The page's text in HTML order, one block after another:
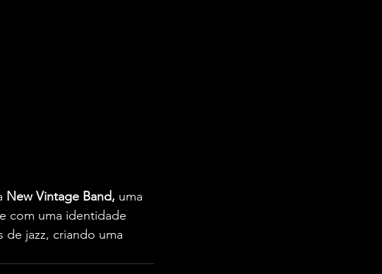
New Vintage Band, uma
com uma identidade
de jazz, criando uma